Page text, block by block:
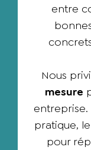
entre
Nous
mesure
entreprise.
pratique,
pour